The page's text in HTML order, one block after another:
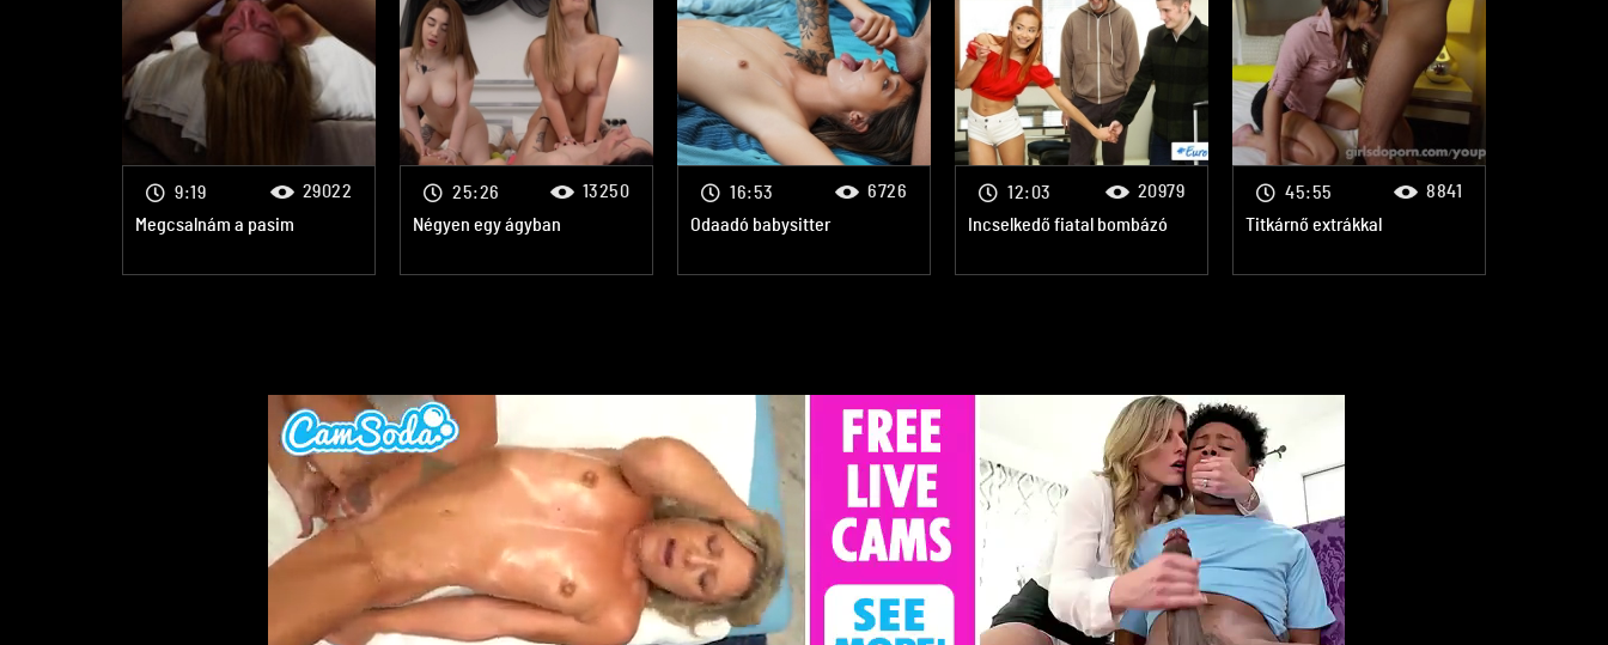
Megcsalnám a pasim
9:19
29022
Négyen egy ágyban
25:26
13250
Odaadó babysitter
16:53
6726
Incselkedő fiatal bombázó
12:03
20979
Titkárnő extrákkal
45:55 8841